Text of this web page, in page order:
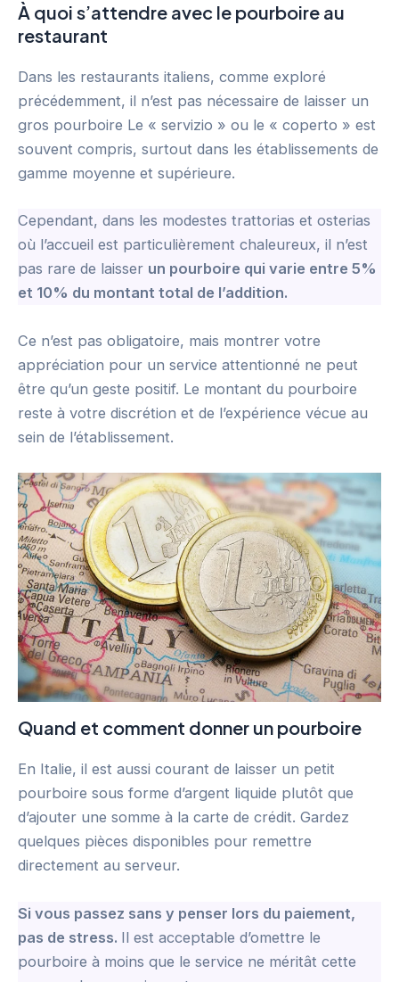
À quoi s’attendre avec le pourboire au
restaurant
Dans les restaurants italiens, comme exploré
précédemment, il n’est pas nécessaire de laisser un
gros pourboire Le « servizio » ou le « coperto » est
souvent compris, surtout dans les établissements de
gamme moyenne et supérieure.
Cependant, dans les modestes trattorias et osterias
où l’accueil est particulièrement chaleureux, il n’est
pas rare de laisser un pourboire qui varie entre 5%
et 10% du montant total de l’addition.
Ce n’est pas obligatoire, mais montrer votre
appréciation pour un service attentionné ne peut
être qu’un geste positif. Le montant du pourboire
reste à votre discrétion et de l’expérience vécue au
sein de l’établissement.
Quand et comment donner un pourboire
En Italie, il est aussi courant de laisser un petit
pourboire sous forme d’argent liquide plutôt que
d’ajouter une somme à la carte de crédit. Gardez
quelques pièces disponibles pour remettre
directement au serveur.
Si vous passez sans y penser lors du paiement,
pas de stress. Il est acceptable d’omettre le
pourboire à moins que le service ne méritât cette